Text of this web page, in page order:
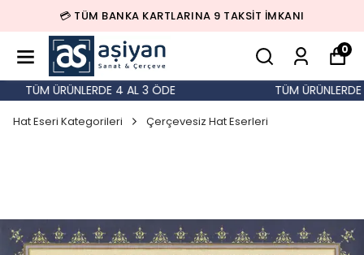
💳 TÜM BANKA KARTLARINA 9 TAKSİT İMKANI
0
TÜM ÜRÜNLERDE 4 AL 3 ÖDE TÜM ÜRÜNLERDE
Hat Eseri Kategorileri Çerçevesiz Hat Eserleri